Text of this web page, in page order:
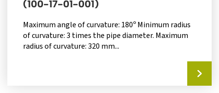
(100-17-01-001)
Maximum angle of curvature: 180º Minimum radius
of curvature: 3 times the pipe diameter. Maximum
radius of curvature: 320 mm...